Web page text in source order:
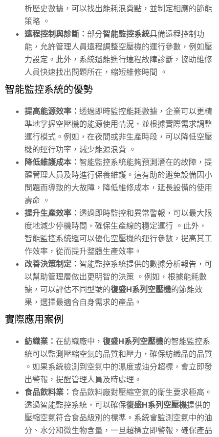
析歷史數據，可以找出能耗浪費點，並制定相應的節能
策略 。
遠程控制與診斷： 部分智能監控系統具備遠程控制功
能，允許管理人員遠程調整空壓機的運行參數，例如壓
力設定。此外，系統還能進行遠程故障診斷，協助維修
人員快速找出問題所在，縮短維修時間 。
智能監控系統的優勢
提高能源效率： 透過即時監控能耗數據，企業可以更精
準地掌握空壓機的能源使用情況，並根據實際需求調整
運行模式。例如，在夜間或非生產時段，可以降低空壓
機的運行功率，減少能源浪費 。
降低維護成本： 智能監控系統能夠預測潛在的故障，提
醒管理人員及時進行保養維護。這有助於避免設備因小
問題而導致的大故障，降低維修成本，延長設備的使用
壽命 。
提升生產效率： 透過即時監控和異常警報，可以最大限
度地減少停機時間，確保生產線的穩定運行 。此外，
智能監控系統還可以優化空壓機的運行參數，提高其工
作效率，從而提升整體生產效率。
改善決策制定： 智能監控系統提供的數據分析報告，可
以幫助管理層做出更明智的決策 。例如，根據能耗數
據，可以評估不同型號的復盛H系列空壓機的節能效
果，選擇最適合自身需求的產品。
實際應用案例
紡織業： 在紡織廠中， 復盛H系列空壓機的智能監控系
統可以監測壓縮空氣的品質和壓力，確保紡織品的品質
。如果系統檢測到空氣中的濕度或油分超標，會立即發
出警報，提醒管理人員及時處理。
食品飲料業： 食品飲料廠對壓縮空氣的衛生要求極高。
透過智能監控系統，可以確保復盛H系列空壓機提供的
壓縮空氣符合食品級別的標準。系統會監測空氣中的油
分、水分和微生物含量，一旦超標立即警報，確保產品